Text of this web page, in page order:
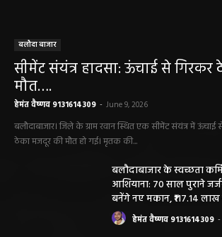
बलौदा बाजार
सीमेंट संयंत्र हादसा: ऊंचाई से
मौत….
हेमंत वैष्णव 9131614309 - June 9, 2026
बलौदाबाजार। जिले के ग्राम रवान स्थित एक सीमेंट संयंत्र में
ठेका मजदूर की मौत हो गई। मृतक की...
बलौदाबाजार के स्वच्छता
आशियाना: 70 साल पुराने
बनेंगे नए मकान, ₹117.14
हेमंत वैष्णव 9131614309 -